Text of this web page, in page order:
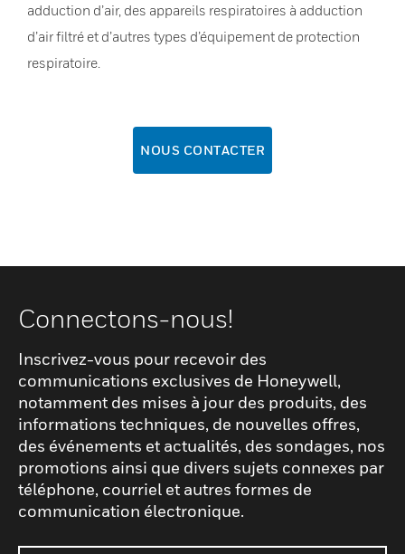
adduction d’air, des appareils respiratoires à adduction
d’air filtré et d’autres types d’équipement de protection
respiratoire.
NOUS CONTACTER
Connectons-nous!
Inscrivez-vous pour recevoir des
communications exclusives de Honeywell,
notamment des mises à jour des produits, des
informations techniques, de nouvelles offres,
des événements et actualités, des sondages, nos
promotions ainsi que divers sujets connexes par
téléphone, courriel et autres formes de
communication électronique.